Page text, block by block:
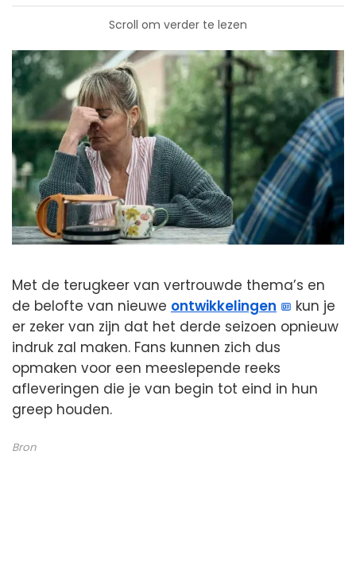
Scroll om verder te lezen
Met de terugkeer van vertrouwde thema’s en
de belofte van nieuwe ontwikkelingen
kun je
er zeker van zijn dat het derde seizoen opnieuw
indruk zal maken. Fans kunnen zich dus
opmaken voor een meeslepende reeks
afleveringen die je van begin tot eind in hun
greep houden.
Bron